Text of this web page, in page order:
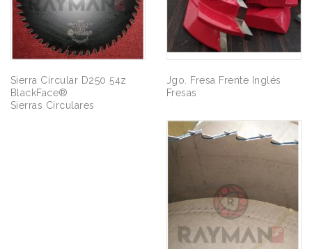
Sierra Circular D250 54z
BlackFace®
Sierras Circulares
Jgo. Fresa Frente Inglés
Fresas